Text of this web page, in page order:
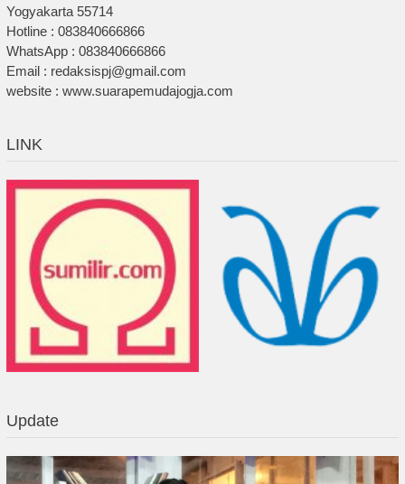
Yogyakarta 55714
Hotline : 083840666866
WhatsApp : 083840666866
Email : redaksispj@gmail.com
website : www.suarapemudajogja.com
LINK
Update